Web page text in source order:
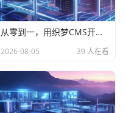
从零到一，用织梦CMS开启你的个人站长创业之路
2026-08-05 39 人在看